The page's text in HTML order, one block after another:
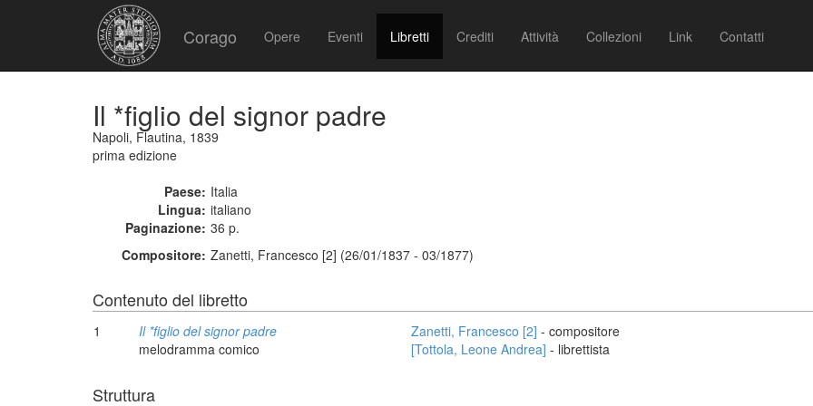
Corago Opere Eventi Libretti Crediti Attività Collezioni Link Contatti
Il *figlio del signor padre
Napoli, Flautina, 1839
prima edizione
Paese: Italia
Lingua: italiano
Paginazione: 36 p.
Compositore: Zanetti, Francesco [2] (26/01/1837 - 03/1877)
Contenuto del libretto
1
Il *figlio del signor padre
melodramma comico
Zanetti, Francesco [2] - compositore
[Tottola, Leone Andrea] - librettista
Struttura